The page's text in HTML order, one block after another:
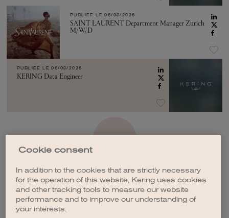
PUBLIÉE LE 06/08/2026
SAINT LAURENT Department Manager Zurich
M/W/D
PUBLIÉE LE 06/08/2026
KERING Data Engineer
CRÉER UNE ALERTE
Cookie consent
In addition to the cookies that are strictly necessary
for the operation of this website, Kering uses cookies
and other tracking tools to measure our website
performance and to improve our understanding of
your interests.